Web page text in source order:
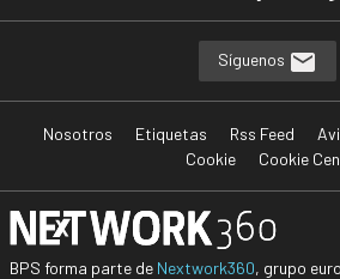
Síguenos
Nosotros Etiquetas Rss Feed
Cookie
Cookie
BPS forma parte de Nextwork360, grupo